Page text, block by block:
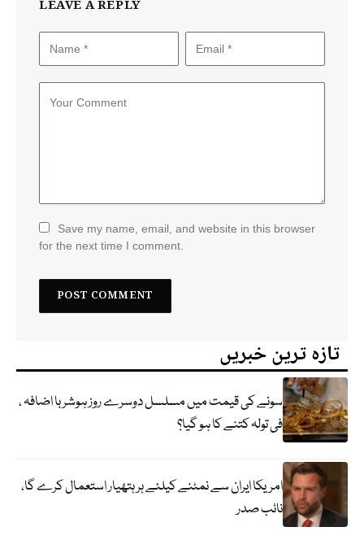
LEAVE A REPLY
Save my name, email, and website in this browser
for the next time I comment.
تازہ ترین خبریں
سونے کی قیمت میں مسلسل دوسرے روز ہوشربا اضافہ ،
فی تولہ کتنے کا ہو گیا؟
امریکا ایران سے نمٹنے کیلئے ہر ہتھیار استعمال کرے گا،
نائب صدر